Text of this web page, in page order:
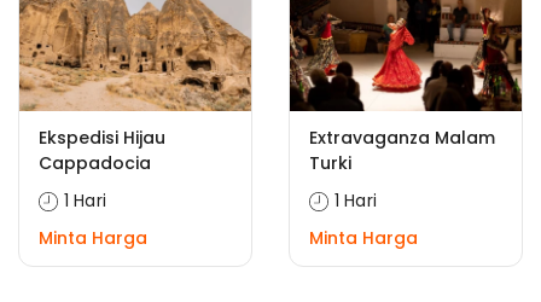
Ekspedisi Hijau
Cappadocia
1 Hari
Minta Harga
Extravaganza Malam
Turki
1 Hari
Minta Harga